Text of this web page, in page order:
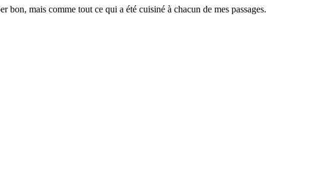
bon, mais comme tout ce qui a été cuisiné à chacun de mes passages.